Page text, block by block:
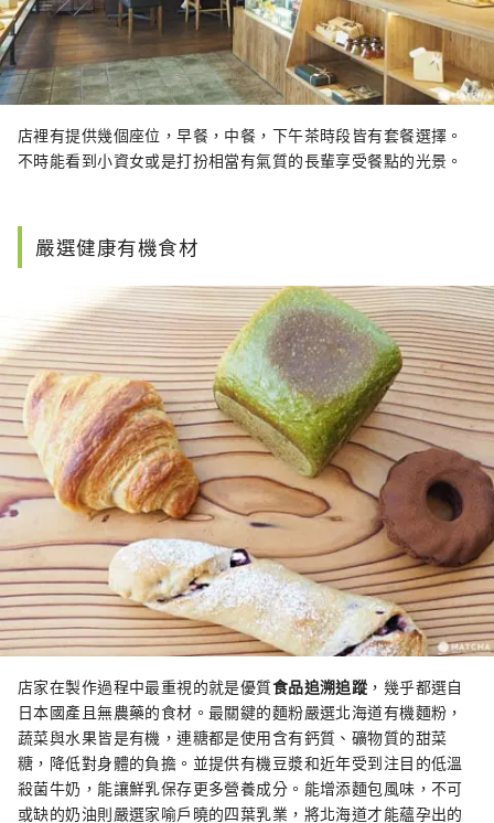
店裡有提供幾個座位，早餐，中餐，下午茶時段皆有套餐選擇。
不時能看到小資女或是打扮相當有氣質的長輩享受餐點的光景。
嚴選健康有機食材
店家在製作過程中最重視的就是優質食品追溯追蹤 ，幾乎都選自
日本國產且無農藥的食材。最關鍵的麵粉嚴選北海道有機麵粉，
蔬菜與水果皆是有機，連糖都是使用含有鈣質、礦物質的甜菜
糖，降低對身體的負擔。並提供有機豆漿和近年受到注目的低溫
殺菌牛奶，能讓鮮乳保存更多營養成分。能增添麵包風味，不可
或缺的奶油則嚴選家喻戶曉的四葉乳業，將北海道才能蘊孕出的